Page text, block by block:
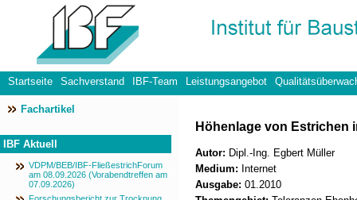
Startseite Sachverstand IBF-Team Leistungsangebot
Datenschutzerklärung
Fachartikel
IBF Aktuell
VDPM/BEB/IBF-FließestrichForum
am 08.09.2026 (Vorabendtreffen am
07.09.2026)
Höhenlage von Estrichen
Autor: Dipl.-Ing. Egbert Müller
Medium: Internet
Ausgabe: 01.2010